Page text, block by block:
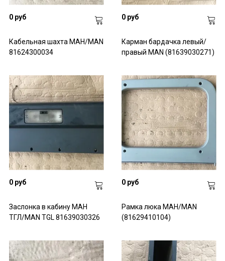
0 руб
Кабельная шахта МАН/MAN
81624300034
0 руб
Карман бардачка левый/
правый MAN (81639030271)
0 руб
Заслонка в кабину МАН
ТГЛ/MAN TGL 81639030326
0 руб
Рамка люка МАН/MAN
(81629410104)